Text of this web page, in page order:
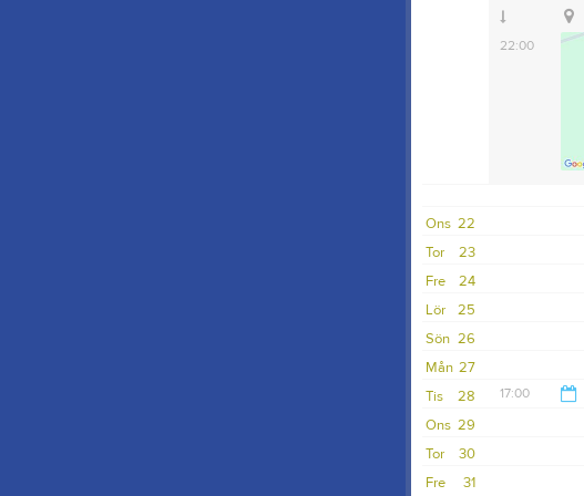
22:00
22
Ons
23
Tor
24
Fre
25
Lör
26
Sön
27
Mån
28
Tis 17:00
29
Ons
30
Tor
31
Fre